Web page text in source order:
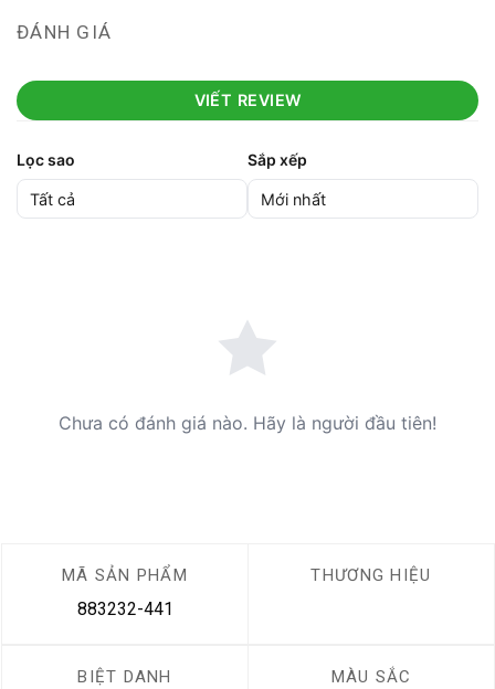
ĐÁNH GIÁ
VIẾT REVIEW
Lọc sao Sắp xếp
Chưa có đánh giá nào. Hãy là người đầu tiên!
MÃ SẢN PHẨM
883232-441
THƯƠNG HIỆU
BIỆT DANH MÀU SẮC